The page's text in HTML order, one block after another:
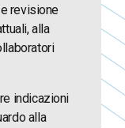
revisione
alla
indicazioni
alla